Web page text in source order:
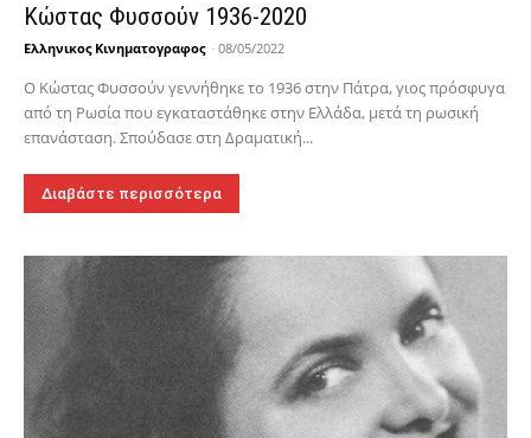
Κώστας Φυσσούν 1936-2020
Ελληνικος Κινηματογραφος - 08/05/2022
Ο Κώστας Φυσσούν γεννήθηκε το 1936 στην Πάτρα, γιος πρόσφυγα
από τη Ρωσία που εγκαταστάθηκε στην Ελλάδα, μετά τη ρωσική
επανάσταση. Σπούδασε στη Δραματική...
Διαβάστε περισσότερα